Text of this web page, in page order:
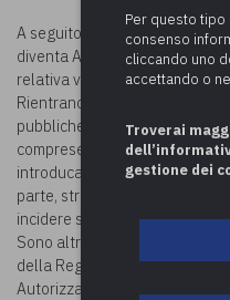
A seguito dell’emanazione
diventa Autorità competente
relativa vigilanza in zone
Rientrano nell’ambito di
pubbliche o private localizzate
comprese le varianti in corso
introducano modifiche tali da
parte, strutturalmente diversa
incidere sul comportamento
Sono altresì trasferite ai
della Regione relativamente
Autorizzazione lavori,
Per questo
consenso
cliccando uno
accettando o
Troverai
gestione dei